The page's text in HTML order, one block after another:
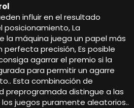
influir en el resultado
La
la máquina juega un papel más
perfecta precisión, Es posible
agarrar el premio si la
para permitir un agarre
Esta combinación de
preprogramada distingue a las
juegos puramente aleatorios..